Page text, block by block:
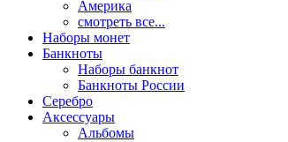
Америка
смотреть все...
Наборы монет
Банкноты
Наборы банкнот
Банкноты России
Серебро
Аксессуары
Альбомы